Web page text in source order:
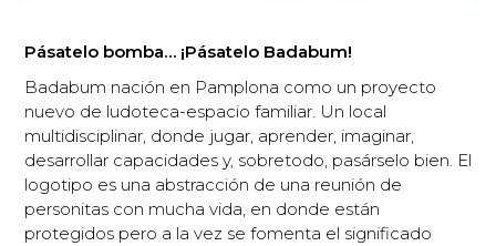
Pásatelo bomba… ¡Pásatelo Badabum!
Badabum nación en Pamplona como un proyecto
nuevo de ludoteca-espacio familiar. Un local
multidisciplinar, donde jugar, aprender, imaginar,
desarrollar capacidades y, sobretodo, pasárselo bien. El
logotipo es una abstracción de una reunión de
personitas con mucha vida, en donde están
protegidos pero a la vez se fomenta el significado